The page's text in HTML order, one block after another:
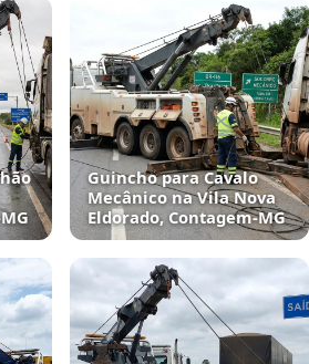
Guincho para Cavalo
Mecânico na Vila Nova
Eldorado, Contagem‑MG